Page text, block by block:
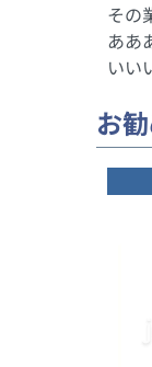
その
ああ
いい
お